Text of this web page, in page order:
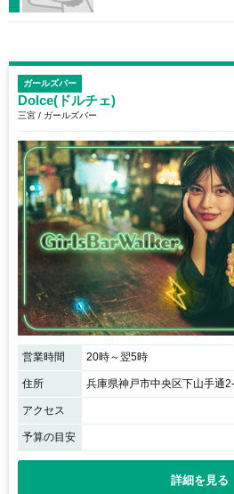
ガールズバー
Dolce(ドルチェ)
三宮 / ガールズバー
営業時間 20時～翌5時
住所 兵庫県神戸市中央区下山手通
アクセス
予算の目安
詳細を見る